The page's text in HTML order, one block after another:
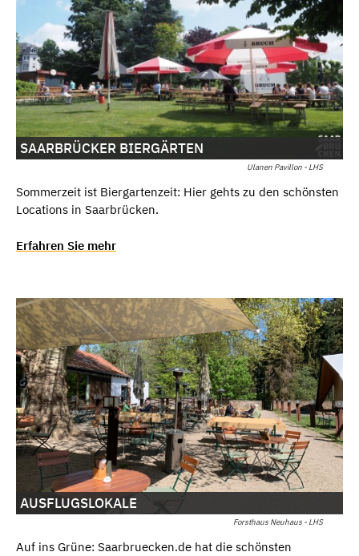
Ulanen Pavillon - LHS
SAARBRÜCKER BIERGÄRTEN
Sommerzeit ist Biergartenzeit: Hier gehts zu den schönsten
Locations in Saarbrücken.
Erfahren Sie mehr
Forsthaus Neuhaus - LHS
AUSFLUGSLOKALE
Auf ins Grüne: Saarbruecken.de hat die schönsten